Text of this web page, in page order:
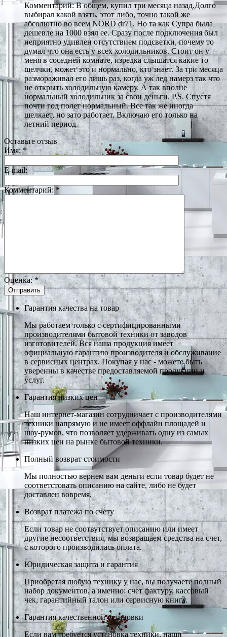
Комментарий: В общем, купил три месяца назад.Долго
выбирал какой взять, этот либо, точно такой же
абсолютно во всем NORD dr71. Но та как Супра была
дешевле на 1000 взял ее. Сразу после подключения был
неприятно удивлен отсутствием подсветки, почему то
думал что она есть у всех холодильников. Стоит он у
меня в соседней комнате, изредка слышатся какие то
щелчки, может это и нормально, кто знает. За три месяца
размораживал его лишь раз, когда уж лед намерз так что
не открыть холодильную камеру. А так вполне
нормальный холодильник за свои деньги. P.S. Спустя
почти год полет нормальный. Все так же иногда
щелкает, но зато работает. Включаю его только на
летний период.
Оставьте отзыв
Имя:*
E-mail:
Комментарий: *
Оценка:*
Гарантия качества на товар
Мы работаем только с сертифицированными
производителями бытовой техники от заводов
изготовителей. Вся наша продукция имеет
официальную гарантию производителя и обслуживание
в сервисных центрах. Покупая у нас - можете быть
уверенны в качестве предоставляемой продукции и
услуг.
Гарантия низких цен
Наш интернет-магазин сотрудничает с производителями
техники напрямую и не имеет оффлайн площадей и
шоу-румов, что позволяет удерживать одну из самых
низких цен на рынке бытовой техники.
Полный возврат стоимости
Мы полностью вернем вам деньги если товар будет не
соответстовать описанию на сайте, либо не будет
доставлен вовремя.
Возврат платежа по счету
Если товар не соотвутствует описанию или имеет
другие несоответствия, мы возвращаем средства на счет,
с которого производилась оплата.
Юридическая защита и гарантия
Приобретая любую технику у нас, вы получаете полный
набор документов, а именно: счет фактуру, кассовый
чек, гарантийный талон или сервисную книгу.
Гарантия качественной установки
Если вам требуется установка техники, наши